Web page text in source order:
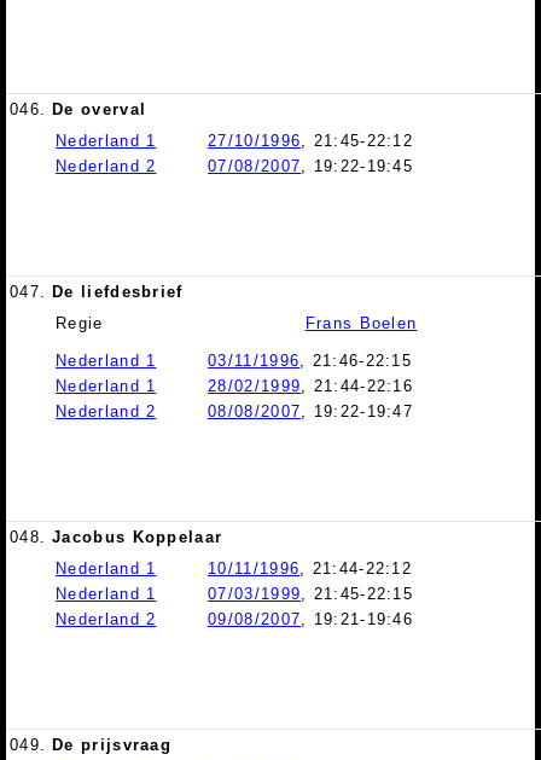
046. De overval
Nederland 1
27/10/1996, 21:45-22:12
Nederland 2
07/08/2007, 19:22-19:45
047. De liefdesbrief
Regie
Frans Boelen
Nederland 1 03/11/1996, 21:46-22:15
Nederland 1
28/02/1999, 21:44-22:16
Nederland 2
08/08/2007, 19:22-19:47
048. Jacobus Koppelaar
Nederland 1
10/11/1996, 21:44-22:12
Nederland 1
07/03/1999, 21:45-22:15
Nederland 2
09/08/2007, 19:21-19:46
049. De prijsvraag